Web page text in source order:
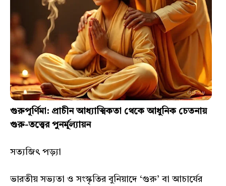
গুরুপূর্ণিমা: প্রাচীন আধ্যাত্মিকতা থেকে আধুনিক চেতনায়
গুরু-তত্ত্বের পুনর্মূল্যায়ন
সত্যজিৎ পড়্যা
ভারতীয় সভ্যতা ও সংস্কৃতির বুনিয়াদে ‘গুরু’ বা আচার্যের